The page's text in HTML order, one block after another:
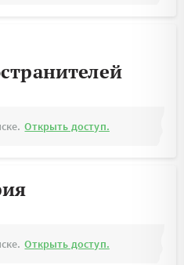
Открыть доступ.
Открыть доступ.